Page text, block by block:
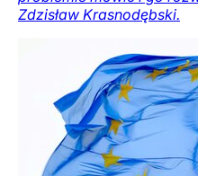
Zdzisław Krasnodębski.